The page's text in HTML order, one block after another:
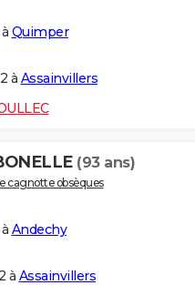
Quimper
à Assainvillers
(93 ans)
cagnotte obsèques
Andechy
à Assainvillers